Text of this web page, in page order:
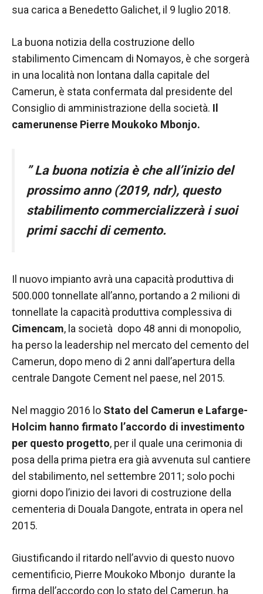
sua carica a Benedetto Galichet, il 9 luglio 2018.
La buona notizia della costruzione dello
stabilimento Cimencam di Nomayos, è che sorgerà
in una località non lontana dalla capitale del
Camerun, è stata confermata dal presidente del
Consiglio di amministrazione della società. Il
camerunense Pierre Moukoko Mbonjo.
”La buona notizia è che all’inizio del
prossimo anno (2019, ndr), questo
stabilimento commercializzerà i suoi
primi sacchi di cemento.
Il nuovo impianto avrà una capacità produttiva di
500.000 tonnellate all’anno, portando a 2 milioni di
tonnellate la capacità produttiva complessiva di
Cimencam, la società dopo 48 anni di monopolio,
ha perso la leadership nel mercato del cemento del
Camerun, dopo meno di 2 anni dall’apertura della
centrale Dangote Cement nel paese, nel 2015.
Nel maggio 2016 lo Stato del Camerun e Lafarge-
Holcim hanno firmato l’accordo di investimento
per questo progetto, per il quale una cerimonia di
posa della prima pietra era già avvenuta sul cantiere
del stabilimento, nel settembre 2011; solo pochi
giorni dopo l’inizio dei lavori di costruzione della
cementeria di Douala Dangote, entrata in opera nel
2015.
Giustificando il ritardo nell’avvio di questo nuovo
cementificio, Pierre Moukoko Mbonjo durante la
firma dell’accordo con lo stato del Camerun, ha
Experience
Affinché il
Web funzioni
al meglio
durante la tua
visita. Se rifiuti
questi cookie,
scompariranno
dal sito web.
Marketing
Condividendo i
nostro sito,
aumenti le
possibilità di
vedere
contenuti e
offerte
personalizzati.